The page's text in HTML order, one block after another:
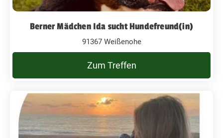
Berner Mädchen Ida sucht Hundefreund(in)
91367 Weißenohe
Zum Treffen